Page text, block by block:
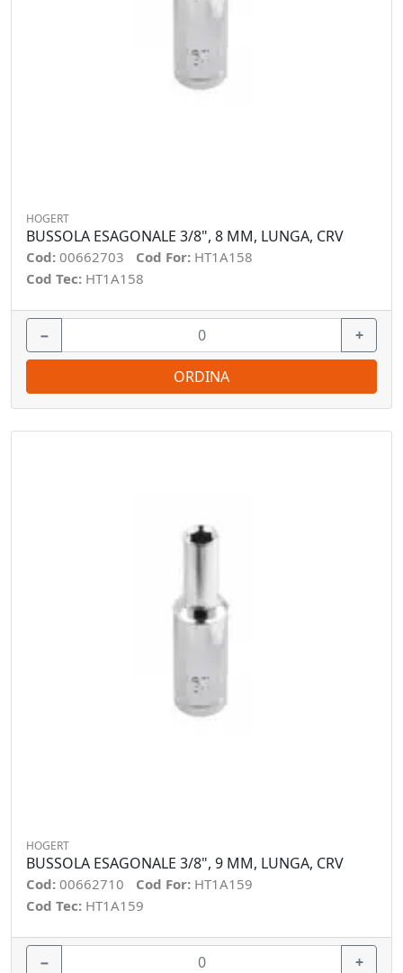
HOGERT
BUSSOLA ESAGONALE 3/8", 8 MM, LUNGA, CRV
Cod: 00662703 Cod For: HT1A158
Cod Tec: HT1A158
− +
ORDINA
HOGERT
BUSSOLA ESAGONALE 3/8", 9 MM, LUNGA, CRV
Cod: 00662710 Cod For: HT1A159
Cod Tec: HT1A159
− +